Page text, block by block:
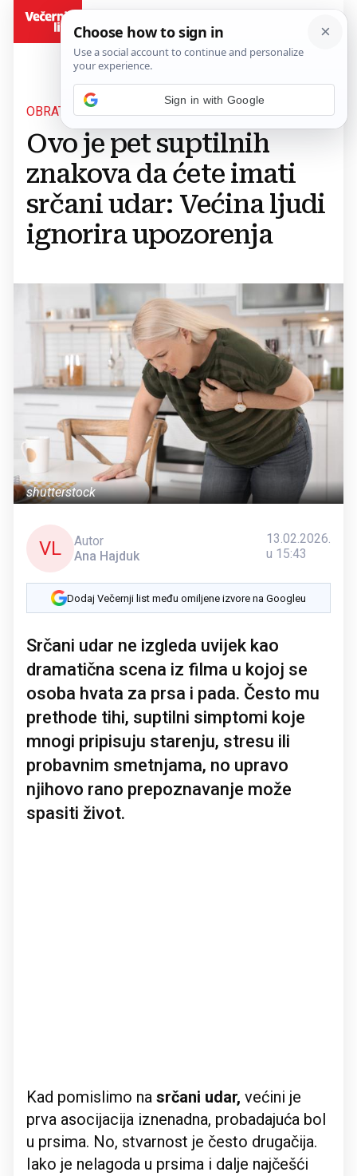
OBRATITE PAŽNJU!
Ovo je pet suptilnih
znakova da ćete imati
srčani udar: Većina ljudi
ignorira upozorenja
shutterstock
VL
Autor
Ana Hajduk
13.02.2026.
u 15:43
Dodaj Večernji list među omiljene izvore na Googleu
Srčani udar ne izgleda uvijek kao
dramatična scena iz filma u kojoj se
osoba hvata za prsa i pada. Često mu
prethode tihi, suptilni simptomi koje
mnogi pripisuju starenju, stresu ili
probavnim smetnjama, no upravo
njihovo rano prepoznavanje može
spasiti život.
Kad pomislimo na srčani udar, većini je
prva asocijacija iznenadna, probadajuća bol
u prsima. No, stvarnost je često drugačija.
Iako je nelagoda u prsima i dalje najčešći